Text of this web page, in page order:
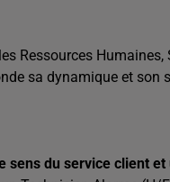
Ressources
sa dynamique et
sens du service client